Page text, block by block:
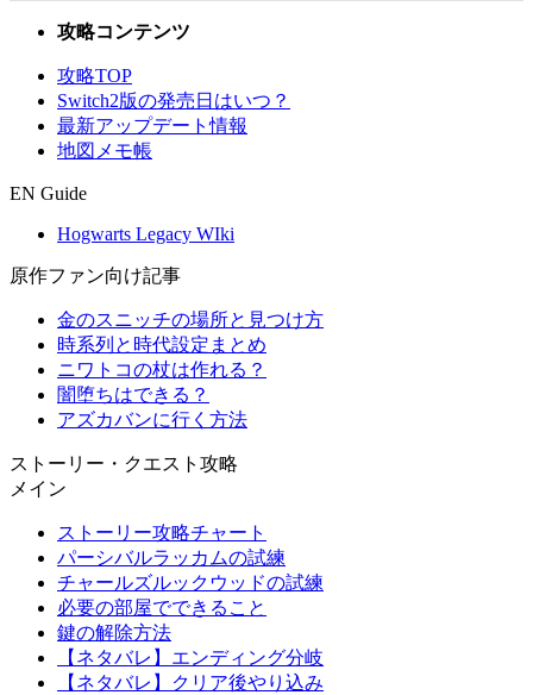
攻略コンテンツ
攻略TOP
Switch2版の発売日はいつ？
最新アップデート情報
地図メモ帳
EN Guide
Hogwarts Legacy WIki
原作ファン向け記事
金のスニッチの場所と見つけ方
時系列と時代設定まとめ
ニワトコの杖は作れる？
闇堕ちはできる？
アズカバンに行く方法
ストーリー・クエスト攻略
メイン
ストーリー攻略チャート
パーシバルラッカムの試練
チャールズルックウッドの試練
必要の部屋でできること
鍵の解除方法
【ネタバレ】エンディング分岐
【ネタバレ】クリア後やり込み